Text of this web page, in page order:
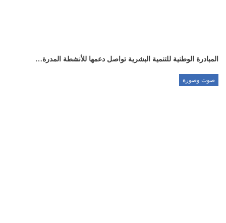
المبادرة الوطنية للتنمية البشرية تواصل دعمها للأنشطة المدرة…
صوت وصورة